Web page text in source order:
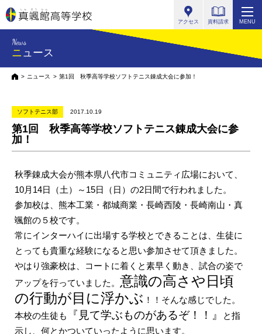
アクセス 資料請求 MENU
News
ニュース
HOMEニュース 第1回 秋季高等学校ソフトテニス錬成大会に参加！
ソフトテニス部 2017.10.19
第1回 秋季高等学校ソフトテニス錬成大会に参
加！
秋季錬成大会が熊本県八代市コミュニティ広場において、
10月14日（土）～15日（日）の2日間で行われました。
参加校は、熊本工業・都城商業・長崎西陵・長崎南山・真
颯館の５校です。
常にインターハイに出場する学校とできることは、生徒に
とっても貴重な経験になると思い参加させて頂きました。
やはり強豪校は、コートに着くと素早く動き、試合の姿で
アップを行っていました。 意識の高さや日頃
の行動が目に浮かぶ ！！そんな感じでした。
本校の生徒も
『見て学ぶものがあるぞ！！』
と指
示し、何とかついていったように思います。